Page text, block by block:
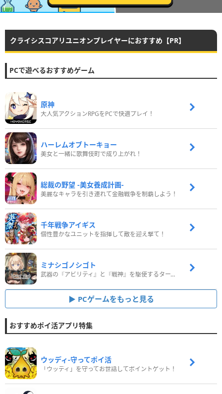
クライシスコアリユニオンプレイヤーにおすすめ【PR】
PCで遊べるおすすめゲーム
原神
大人気アクションRPGをPCで快適プレイ！
ハーレムオブトーキョー
美女と一緒に歌舞伎町で成り上がれ！
総裁の野望 -美女養成計画-
美麗なキャラを引き連れて金融戦争を制覇しよう！
千年戦争アイギス
個性豊かなユニットを指揮して敵を迎え撃て！
ミナシゴノシゴト
武器の『アビリティ』と『戦神』を駆使するターン制コマンドバトルRPG！
PCゲームをもっと見る
おすすめポイ活アプリ特集
ウッディ‐守ってポイ活
「ウッディ」を守ってお世話してポイントゲット！